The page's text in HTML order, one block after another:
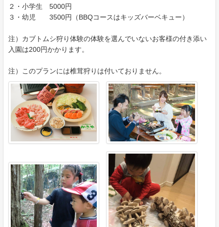
２・小学生 5000円
３・幼児 3500円（BBQコースはキッズバーベキュー）
注）カブトムシ狩り体験の体験を選んでいないお客様の付き添い
入園は200円かかります。
注）このプランには椎茸狩りは付いておりません。